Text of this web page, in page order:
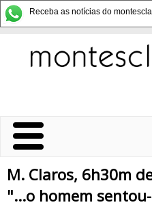
Receba as notícias do
M. Claros, 6h30m
"...o homem